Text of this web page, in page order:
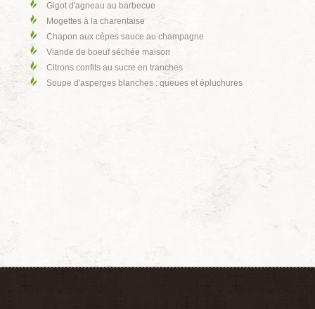
Gigot d'agneau au barbecue
Mogettes à la charentaise
Chapon aux cèpes sauce au champagne
Viande de boeuf séchée maison
Citrons confits au sucre en tranches
Soupe d'asperges blanches : queues et épluchures